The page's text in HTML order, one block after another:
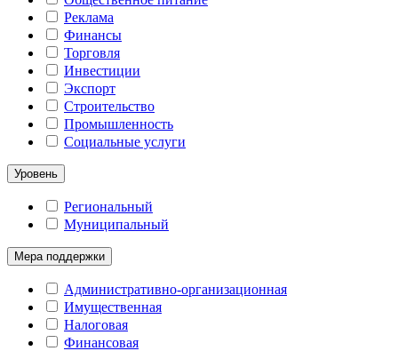
Реклама
Финансы
Торговля
Инвестиции
Экспорт
Строительство
Промышленность
Социальные услуги
Уровень
Региональный
Муниципальный
Мера поддержки
Административно-организационная
Имущественная
Налоговая
Финансовая